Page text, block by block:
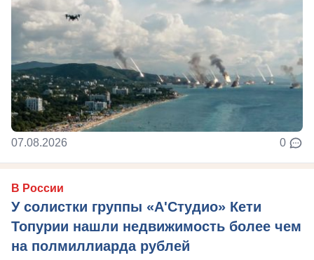
07.08.2026 0
В России
У солистки группы «А'Студио» Кети
Топурии нашли недвижимость более чем
на полмиллиарда рублей